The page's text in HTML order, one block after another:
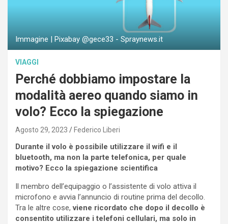
Immagine | Pixabay @gece33 - Spraynews.it
VIAGGI
Perché dobbiamo impostare la
modalità aereo quando siamo in
volo? Ecco la spiegazione
Agosto 29, 2023 Federico Liberi
Durante il volo è possibile utilizzare il wifi e il
bluetooth, ma non la parte telefonica, per quale
motivo? Ecco la spiegazione scientifica
Il membro dell’equipaggio o l’assistente di volo attiva il
microfono e avvia l’annuncio di routine prima del decollo.
Tra le altre cose,viene ricordato che dopo il decollo è
consentito utilizzare i telefoni cellulari, ma solo in